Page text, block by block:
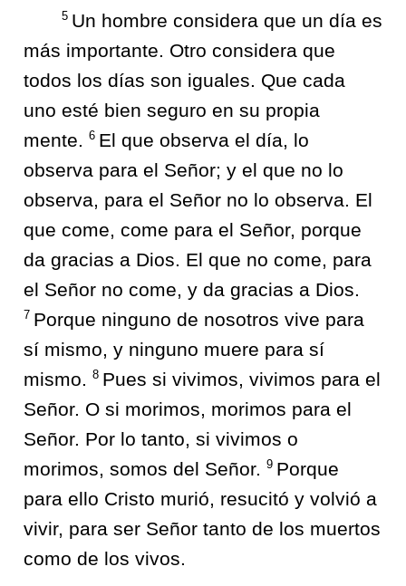
5 Un hombre considera que un día es
más importante. Otro considera que
todos los días son iguales. Que cada
uno esté bien seguro en su propia
mente. 6 El que observa el día, lo
observa para el Señor; y el que no lo
observa, para el Señor no lo observa. El
que come, come para el Señor, porque
da gracias a Dios. El que no come, para
el Señor no come, y da gracias a Dios.
7 Porque ninguno de nosotros vive para
sí mismo, y ninguno muere para sí
mismo. 8 Pues si vivimos, vivimos para el
Señor. O si morimos, morimos para el
Señor. Por lo tanto, si vivimos o
morimos, somos del Señor. 9 Porque
para ello Cristo murió, resucitó y volvió a
vivir, para ser Señor tanto de los muertos
como de los vivos.